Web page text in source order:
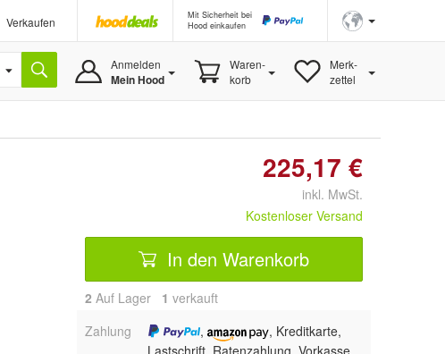
Verkaufen
Mit Sicherheit bei
Hood einkaufen
Anmelden
Mein Hood
Waren-
korb
Merk-
zettel
225,17 €
inkl. MwSt.
Kostenloser Versand
In den Warenkorb
2 Auf Lager 1 verkauft
Zahlung
,
, Kreditkarte,
Lastschrift, Ratenzahlung, Vorkasse